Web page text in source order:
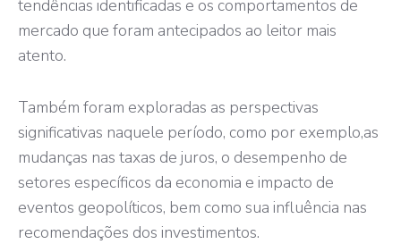
tendências identificadas e os comportamentos de
mercado que foram antecipados ao leitor mais
atento.
Também foram exploradas as perspectivas
significativas naquele período, como por exemplo,as
mudanças nas taxas de juros, o desempenho de
setores específicos da economia e impacto de
eventos geopolíticos, bem como sua influência nas
recomendações dos investimentos.